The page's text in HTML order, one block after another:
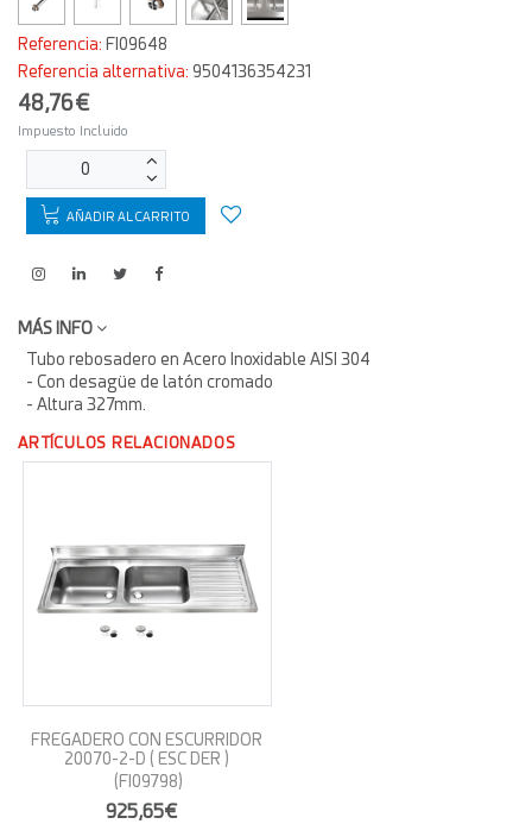
Referencia: FI09648
Referencia alternativa: 9504136354231
48,76€
Impuesto Incluido
AÑADIR AL CARRITO
MÁS INFO
Tubo rebosadero en Acero Inoxidable AISI 304
- Con desagüe de latón cromado
- Altura 327mm.
ARTÍCULOS RELACIONADOS
FREGADERO CON ESCURRIDOR
20070-2-D ( ESC DER )
(FI09798)
925,65€